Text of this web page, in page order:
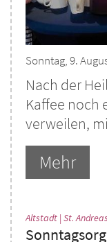
Sonntag, 9.
Nach der
Kaffee noch
verweilen,
Mehr
Altstadt | St. Andreas